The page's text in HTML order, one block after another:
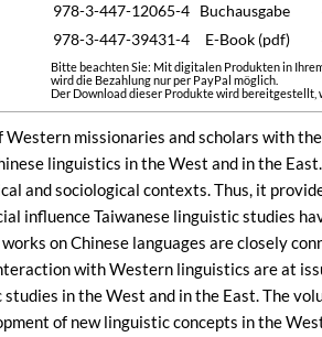
978-3-447-12065-4 Buchausgabe
978-3-447-39431-4
E-Book (pdf)
Bitte beachten Sie: Mit digitalen Produkten in
wird die Bezahlung nur per PayPal möglich.
Der Download dieser Produkte wird bereitgestellt,
missionaries and scholars with
linguistics in the West and in the
and sociological contexts. Thus, it
influence Taiwanese linguistic studies
on Chinese languages are closely
with Western linguistics are at
in the West and in the East. The
of new linguistic concepts in the